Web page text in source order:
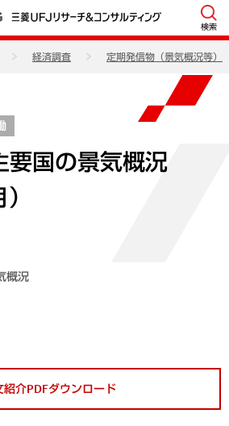
検索
経済調査 定期発信物（景気概況等）
要国の景気概況
概況
紹介PDFダウンロード